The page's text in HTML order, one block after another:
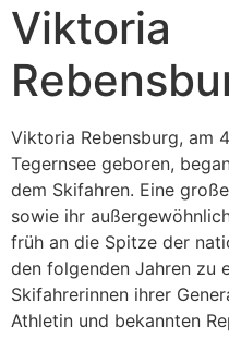
Viktoria
Viktoria Rebensburg, am
Tegernsee geboren,
dem Skifahren. Eine
sowie ihr
früh an die Spitze der
den folgenden Jahren zu
Skifahrerinnen ihrer
Athletin und bekannten